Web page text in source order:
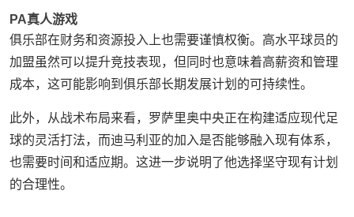
PA真人游戏
俱乐部在财务和资源投入上也需要谨慎权衡。高水平球员的
加盟虽然可以提升竞技表现，但同时也意味着高薪资和管理
成本，这可能影响到俱乐部长期发展计划的可持续性。
此外，从战术布局来看，罗萨里奥中央正在构建适应现代足
球的灵活打法，而迪马利亚的加入是否能够融入现有体系，
也需要时间和适应期。这进一步说明了他选择坚守现有计划
的合理性。